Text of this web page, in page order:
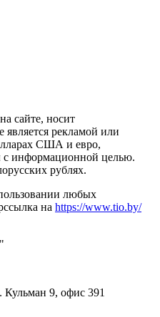
сайте, носит
рекламой или
США и евро,
с информационной целью.
рублях.
любых
на https://www.tio.by/
9, офис 391